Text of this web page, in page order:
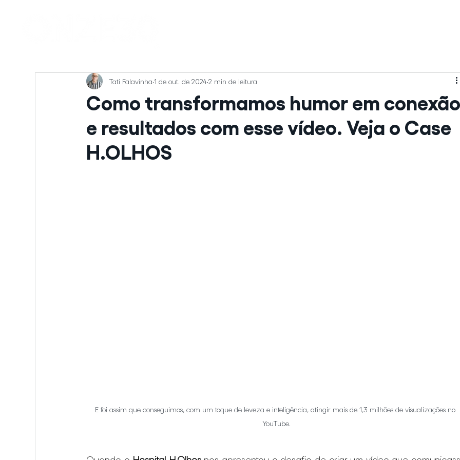
Como transformamos humor em conexão
e resultados com esse vídeo. Veja o Case
H.OLHOS
Tati Falavinha 1 de out. de 20242 min de leitura
E foi assim que conseguimos, com um toque de leveza e inteligência, atingir mais de 1,3 milhões de visualizações no
YouTube.